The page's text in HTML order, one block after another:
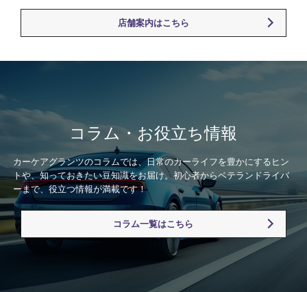
店舗案内はこちら
コラム・お役立ち情報
カーケアグランツのコラムでは、日常のカーライフを豊かにするヒン
トや、知っておきたい豆知識をお届け。初心者からベテランドライバ
ーまで、役立つ情報が満載です！
コラム一覧はこちら